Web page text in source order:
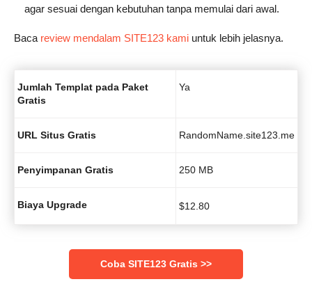
agar sesuai dengan kebutuhan tanpa memulai dari awal.
Baca review mendalam SITE123 kami untuk lebih jelasnya.
Jumlah Templat pada Paket
Gratis
Ya
URL Situs Gratis RandomName.site123.me
Penyimpanan Gratis 250 MB
Biaya Upgrade $12.80
Coba SITE123 Gratis >>